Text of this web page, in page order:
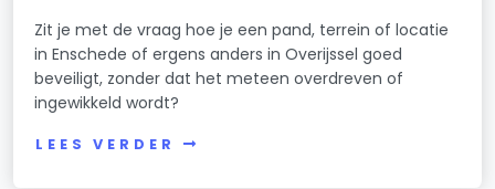
Zit je met de vraag hoe je een pand, terrein of locatie
in Enschede of ergens anders in Overijssel goed
beveiligt, zonder dat het meteen overdreven of
ingewikkeld wordt?
LEES VERDER